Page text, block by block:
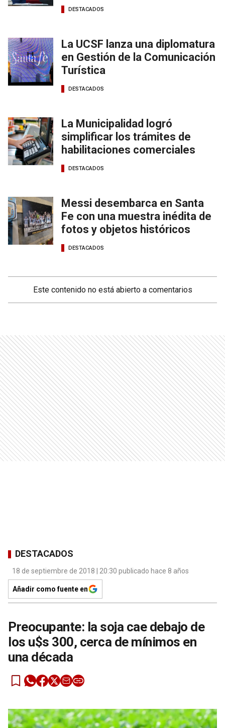
DESTACADOS
La UCSF lanza una diplomatura
en Gestión de la Comunicación
Turística
DESTACADOS
La Municipalidad logró
simplificar los trámites de
habilitaciones comerciales
DESTACADOS
Messi desembarca en Santa
Fe con una muestra inédita de
fotos y objetos históricos
DESTACADOS
Este contenido no está abierto a comentarios
DESTACADOS
18 de septiembre de 2018 | 20:30 publicado hace 8 años
Añadir como fuente en
Preocupante: la soja cae debajo de
los u$s 300, cerca de mínimos en
una década